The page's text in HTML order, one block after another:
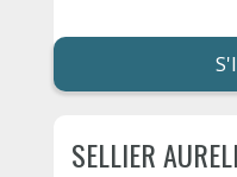
SELLIER